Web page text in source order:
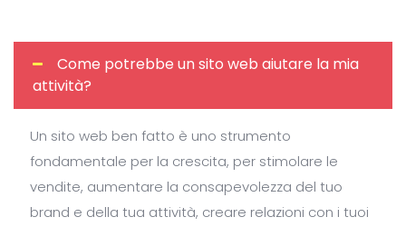
attività?
Un sito web ben fatto è uno strumento
fondamentale per la crescita, per stimolare le
vendite, aumentare la consapevolezza del tuo
brand e della tua attività, creare relazioni con i tuoi